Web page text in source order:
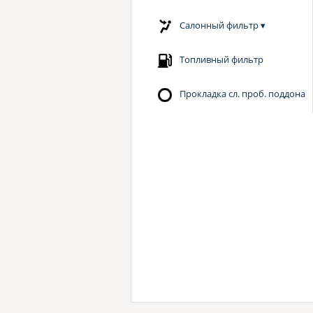
Салонный фильтр▾
Топливный фильтр
Прокладка сл. проб. поддона